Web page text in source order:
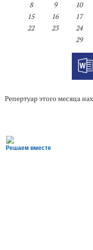
8
9 10
15
16 17
22
23 24
29
Репертуар этого месяца
Решаем вместе